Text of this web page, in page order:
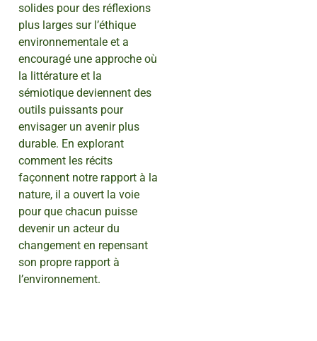
solides pour des réflexions
plus larges sur l’éthique
environnementale et a
encouragé une approche où
la littérature et la
sémiotique deviennent des
outils puissants pour
envisager un avenir plus
durable. En explorant
comment les récits
façonnent notre rapport à la
nature, il a ouvert la voie
pour que chacun puisse
devenir un acteur du
changement en repensant
son propre rapport à
l’environnement.